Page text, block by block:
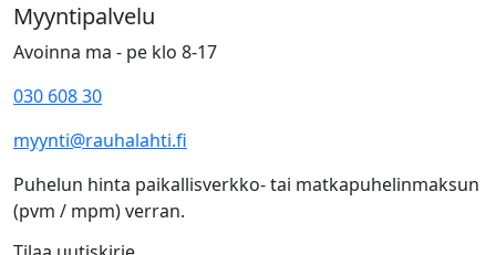
Myyntipalvelu
Avoinna ma - pe klo 8-17
030 608 30
myynti@rauhalahti.fi
Puhelun hinta paikallisverkko- tai matkapuhelinmaksun
(pvm / mpm) verran.